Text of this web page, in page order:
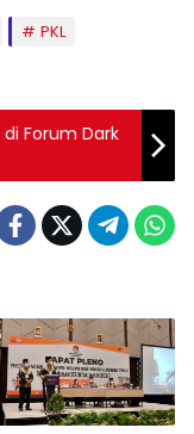
PKL
Forum Dark